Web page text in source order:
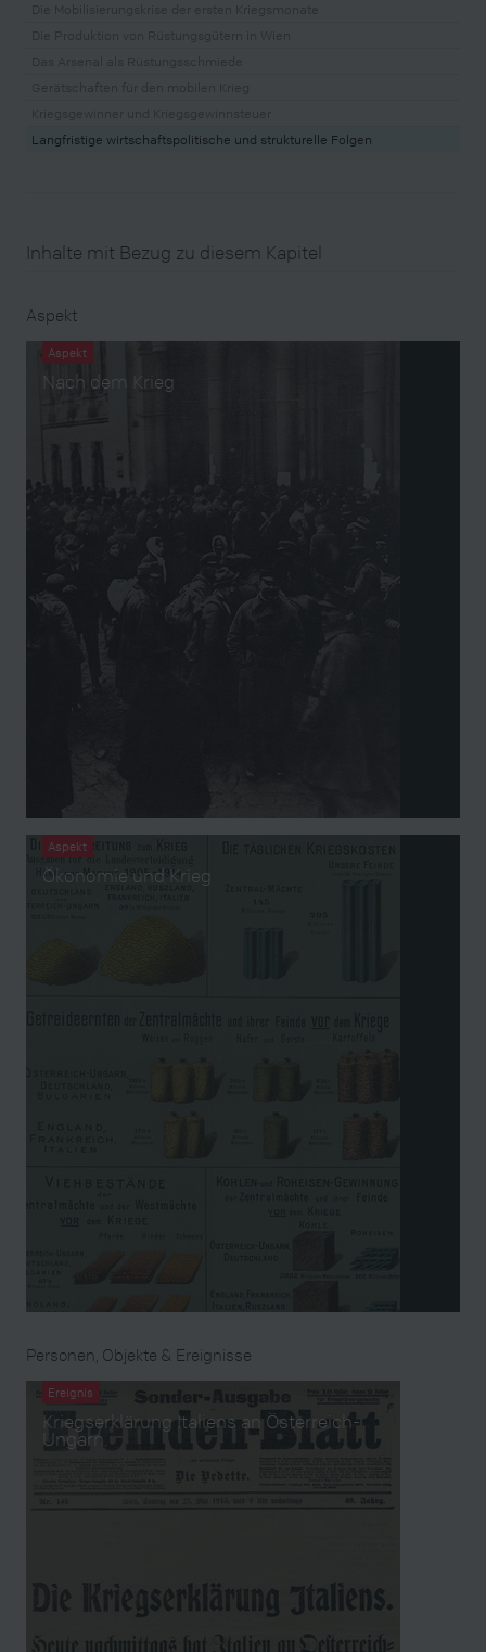
Langfristige wirtschaftspolitische und strukturelle Folgen
Inhalte mit Bezug zu diesem Kapitel
Aspekt
Aspekt
Nach dem Krieg
Aspekt
Ökonomie und Krieg
Personen, Objekte & Ereignisse
Ereignis
Kriegserklärung Italiens an Österreich-
Ungarn.